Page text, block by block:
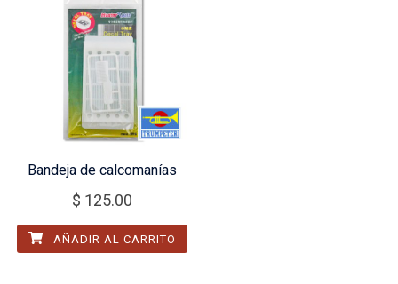
Bandeja de calcomanías
$ 125.00
AÑADIR AL CARRITO